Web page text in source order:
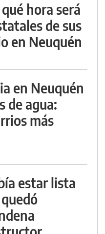
hora será
de sus
en Neuquén
en Neuquén
de agua:
más
estar lista